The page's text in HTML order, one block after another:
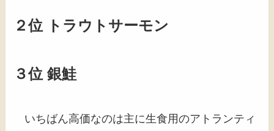
２位 トラウトサーモン
３位 銀鮭
いちばん高価なのは主に生食用のアトランティ